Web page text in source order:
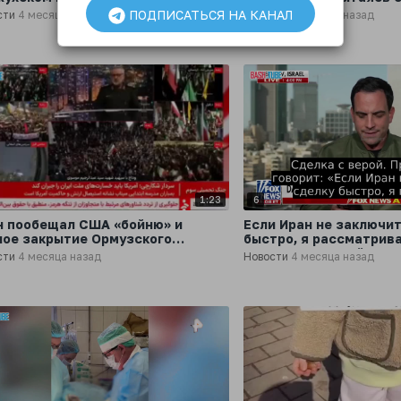
4 месяца назад
мужчину, которому
Новости4 месяца назад
1:23
пообещал США «бойню» и
закрытие Ормузского
4 месяца назад
6
Если Иран не
быстро, я
возможность всё
захватить нефть, -
Новости 4 месяца назад
ПОДПИСАТЬСЯ НА КАНАЛ